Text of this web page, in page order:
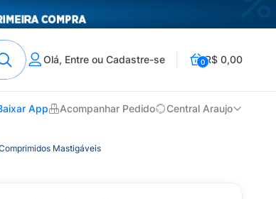
Olá, Entre ou Cadastre-se 0R$ 0,00
App Acompanhar Pedido Central Araujo
Mastigáveis